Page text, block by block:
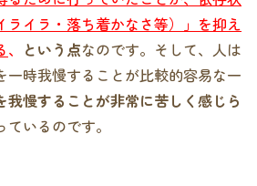
ライラ・落ち着かなさ等）」を抑え
、 という点なのです。そして、人は
一時我慢することが比較的容易な一
我慢することが非常に苦しく感じら
ているのです。